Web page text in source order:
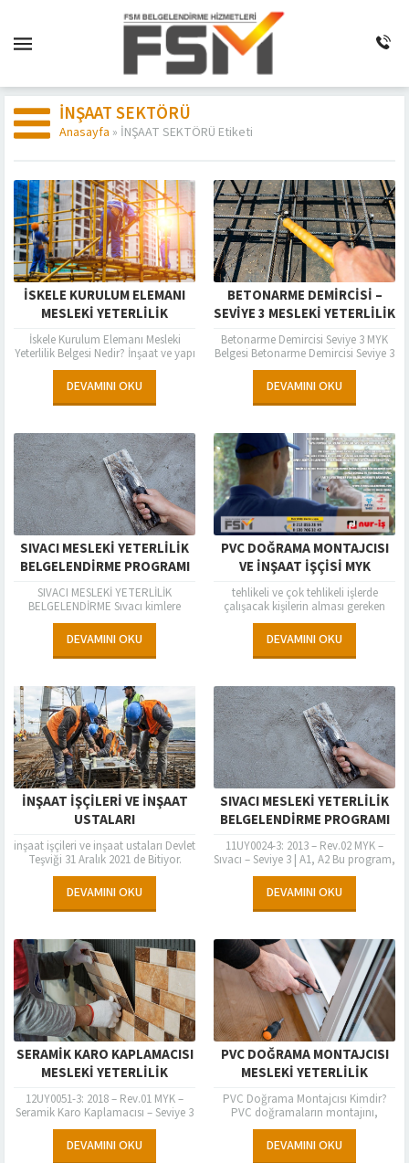
İNŞAAT SEKTÖRÜ
Anasayfa » İNŞAAT SEKTÖRÜ Etiketi
İSKELE KURULUM ELEMANI
MESLEKİ YETERLİLİK
BELGESİ, FSM
BELGELENDİRME İLE
İskele Kurulum Elemanı Mesleki
Yeterlilik Belgesi Nedir? İnşaat ve yapı
sektöründe güvenli ve profesyonel
çalışma ortamları oluşturmak için
İskele Kurulum...
DEVAMINI OKU
BETONARME DEMIRCISI –
SEVIYE 3 MESLEKI YETERLILIK
(MYK) BELGESI FSM
BELGELENDIRME’DE
Betonarme Demircisi Seviye 3 MYK
Belgesi Betonarme Demircisi Seviye 3
MYK Belgesi FSM Belgelendirme, yetki
sürecinde TÜRKAK’ tan TS-EN ISO...
DEVAMINI OKU
SIVACI MESLEKİ YETERLİLİK
BELGELENDİRME PROGRAMI
SIVACI MESLEKİ YETERLİLİK
BELGELENDİRME Sıvacı kimlere
denir? Sıvacı, binaların iç ve dış
yüzeylerinin sıvalarının yapılmasına,
zemine şap, mozaik türü beton...
DEVAMINI OKU
PVC DOĞRAMA MONTAJCISI
VE İNŞAAT İŞÇISI MYK
BELGESI, ASYAPEN
tehlikeli ve çok tehlikeli işlerde
çalışacak kişilerin alması gereken
zorunlu mesleki yeterlilik belgesidir.
FSM Belgelendirme olarak TÜRKAK
akreditasyonu ve MYK...
DEVAMINI OKU
INŞAAT IŞÇILERI VE INŞAAT
USTALARI
inşaat işçileri ve inşaat ustaları Devlet
Teşviği 31 Aralık 2021 de Bitiyor.
Hemen Mesleki Yeterlilik Belgesi için
Başvurun…Ücret Ödemek Zorunda...
DEVAMINI OKU
SIVACI MESLEKİ YETERLİLİK
BELGELENDİRME PROGRAMI
11UY0024-3: 2013 – Rev.02 MYK –
Sıvacı – Seviye 3 | A1, A2 Bu program,
Sıvacı Seviye – 3 (11UY0024-3)...
DEVAMINI OKU
SERAMİK KARO KAPLAMACISI
MESLEKİ YETERLİLİK
BELGELENDİRME PROGRAMI
12UY0051-3: 2018 – Rev.01 MYK –
Seramik Karo Kaplamacısı – Seviye 3
| A1, A2 Bu program, Seramik Karo
Kaplamacısı...
DEVAMINI OKU
PVC DOĞRAMA MONTAJCISI
MESLEKİ YETERLİLİK
BELGELENDİRME PROGRAMI
PVC Doğrama Montajcısı Kimdir?
PVC doğramaların montajını,
projeye uygun olarak yapan ve ön
hazırlığını sağlayan kişiye, PVC
doğrama montajcısı adı...
DEVAMINI OKU